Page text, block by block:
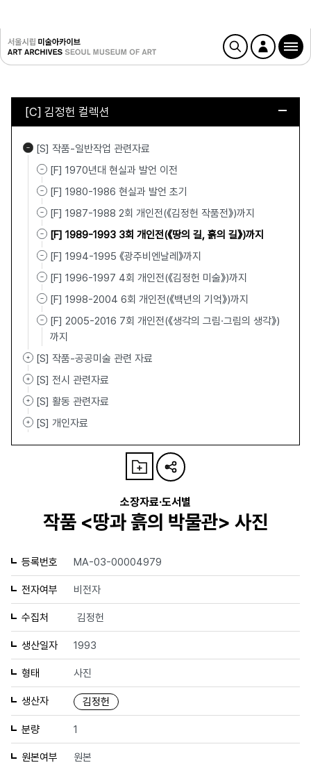
[C] 김정헌 컬렉션
[S] 작품-일반작업 관련자료
[F] 1970년대 현실과 발언 이전
[F] 1980-1986 현실과 발언 초기
[F] 1987-1988 2회 개인전(《김정헌 작품전》)까지
[F] 1989-1993 3회 개인전(《땅의 길, 흙의 길》)까지
[F] 1994-1995 《광주비엔날레》까지
[F] 1996-1997 4회 개인전(《김정헌 미술》)까지
[F] 1998-2004 6회 개인전(《백년의 기억》)까지
[F] 2005-2016 7회 개인전(《생각의 그림·그림의 생각》)
까지
[S] 작품-공공미술 관련 자료
[S] 전시 관련자료
[S] 활동 관련자료
[S] 개인자료
소장자료·도서별
작품 <땅과 흙의 박물관> 사진
등록번호 MA-03-00004979
전자여부 비전자
수집처 김정헌
생산일자 1993
형태 사진
생산자 김정헌
분량 1
원본여부 원본